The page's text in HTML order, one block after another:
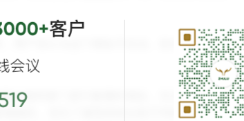
用户会认为这个网站不合法，安全性低，从
内相关部门进行备案的网站，无法使用国内
制的，但为了避免将来出现不利的后果，建
客户
会议